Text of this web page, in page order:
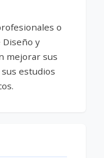
o
y
mejorar sus
estudios